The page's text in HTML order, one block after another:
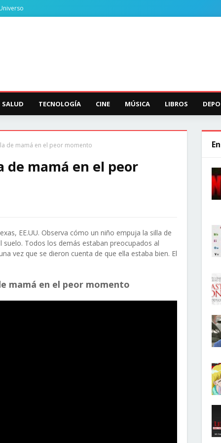
SALUD TECNOLOGÍA CINE MÚSICA LIBROS
de mamá en el peor momento
de mamá en el peor
EE.UU. Observa cómo un niño empuja la silla de
suelo. Todos los demás estaban preocupados al
vez que se dieron cuenta de que ella estaba bien. El
mamá en el peor momento